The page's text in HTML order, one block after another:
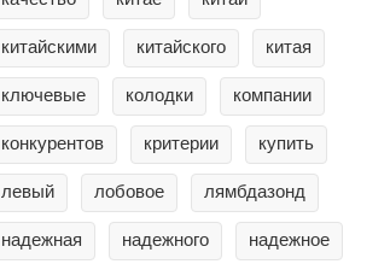
китайскими китайского китая
ключевые колодки компании
конкурентов критерии купить
левый лобовое лямбдазонд
надежная надежного надежное